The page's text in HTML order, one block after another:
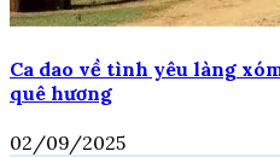
Ca dao về tình yêu làng
quê hương
02/09/2025